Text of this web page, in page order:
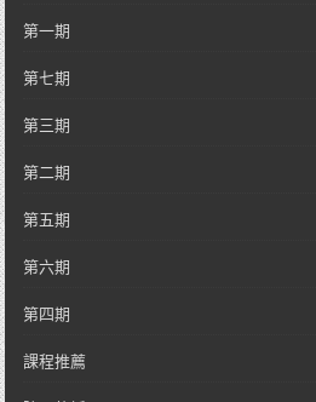
第一期
第七期
第三期
第二期
第五期
第六期
第四期
課程推薦